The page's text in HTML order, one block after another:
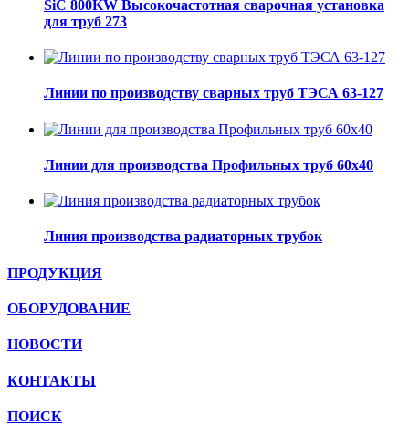
SiC 800KW Высокочастотная сварочная установка
для труб 273
Линии по производству сварных труб ТЭСА 63-127
Линии для производства Профильных труб 60х40
Линия производства радиаторных трубок
ПРОДУКЦИЯ
ОБОРУДОВАНИЕ
НОВОСТИ
КОНТАКТЫ
ПОИСК